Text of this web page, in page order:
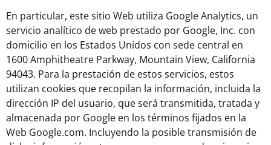
En particular, este sitio Web utiliza Google Analytics, un
servicio analítico de web prestado por Google, Inc. con
domicilio en los Estados Unidos con sede central en
1600 Amphitheatre Parkway, Mountain View, California
94043. Para la prestación de estos servicios, estos
utilizan cookies que recopilan la información, incluida la
dirección IP del usuario, que será transmitida, tratada y
almacenada por Google en los términos fijados en la
Web Google.com. Incluyendo la posible transmisión de